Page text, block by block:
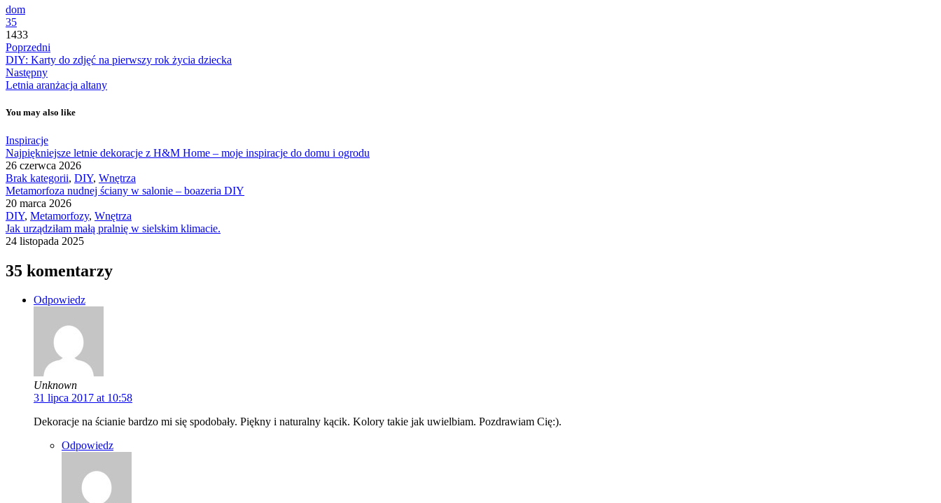
dom
35
1433
Poprzedni
DIY: Karty do zdjęć na pierwszy rok życia dziecka
Następny
Letnia aranżacja altany
You may also like
Inspiracje
Najpiękniejsze letnie dekoracje z H&M Home – moje inspiracje do domu i ogrodu
26 czerwca 2026
Brak kategorii, DIY, Wnętrza
Metamorfoza nudnej ściany w salonie – boazeria DIY
20 marca 2026
DIY, Metamorfozy, Wnętrza
Jak urządziłam małą pralnię w sielskim klimacie.
24 listopada 2025
35 komentarzy
Odpowiedz
Unknown
31 lipca 2017 at 10:58
Dekoracje na ścianie bardzo mi się spodobały. Piękny i naturalny kącik. Kolory takie jak uwielbiam. Pozdrawiam Cię:).
Odpowiedz